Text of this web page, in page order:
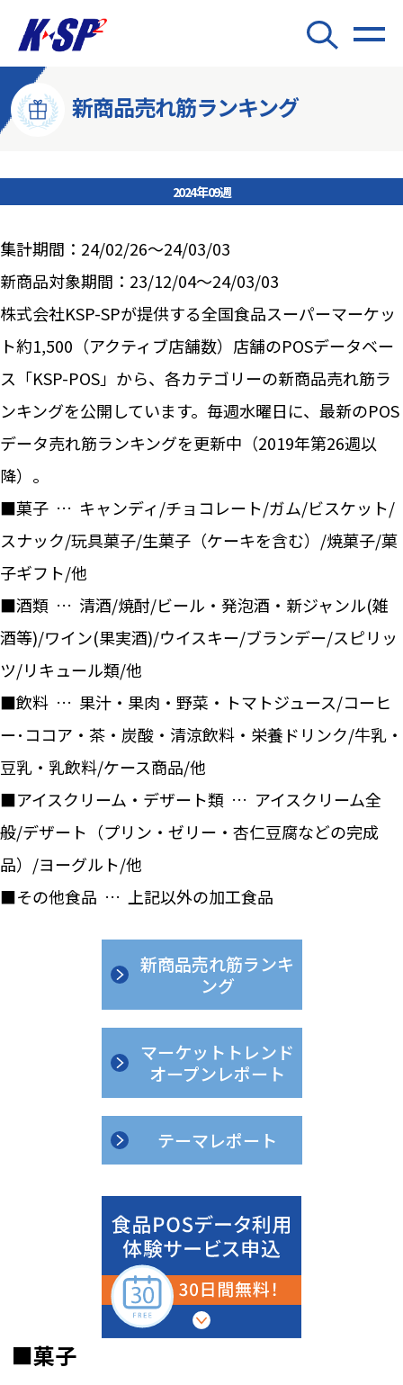
新商品売れ筋ランキング
2024年09週
集計期間：24/02/26～24/03/03
新商品対象期間：23/12/04～24/03/03
株式会社KSP-SPが提供する全国食品スーパーマーケッ
ト約1,500（アクティブ店舗数）店舗のPOSデータベー
ス「KSP-POS」から、各カテゴリーの新商品売れ筋ラ
ンキングを公開しています。毎週水曜日に、最新のPOS
データ売れ筋ランキングを更新中（2019年第26週以
降）。
■菓子 … キャンディ/チョコレート/ガム/ビスケット/
スナック/玩具菓子/生菓子（ケーキを含む）/焼菓子/菓
子ギフト/他
■酒類 … 清酒/焼酎/ビール・発泡酒・新ジャンル(雑
酒等)/ワイン(果実酒)/ウイスキー/ブランデー/スピリッ
ツ/リキュール類/他
■飲料 … 果汁・果肉・野菜・トマトジュース/コーヒ
ー･ココア・茶・炭酸・清涼飲料・栄養ドリンク/牛乳・
豆乳・乳飲料/ケース商品/他
■アイスクリーム・デザート類 … アイスクリーム全
般/デザート（プリン・ゼリー・杏仁豆腐などの完成
品）/ヨーグルト/他
■その他食品 … 上記以外の加工食品
新商品売れ筋ランキ
ング
マーケットトレンド
オープンレポート
テーマレポート
■菓子